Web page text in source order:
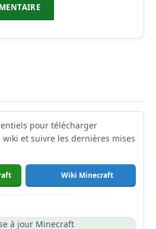
pour télécharger
et suivre les dernières mises
Wiki Minecraft